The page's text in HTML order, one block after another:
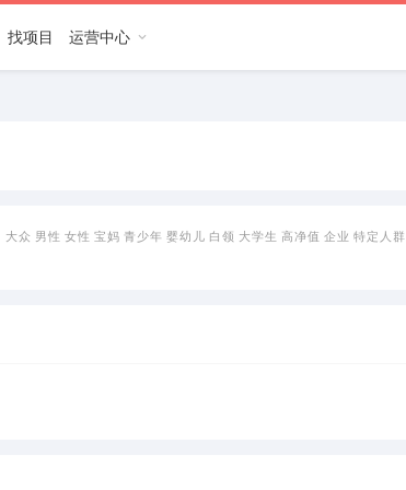
找项目 运营中心
大众 男性 女性 宝妈 青少年 婴幼儿 白领 大学生 高净值 企业 特定人群